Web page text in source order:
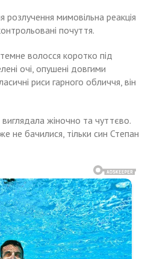
розлучення мимовільна реакція
почуття.
волосся коротко під
очі, опушені довгими
риси гарного обличчя, він
жіночно та чуттєво.
не бачилися, тільки син Степан